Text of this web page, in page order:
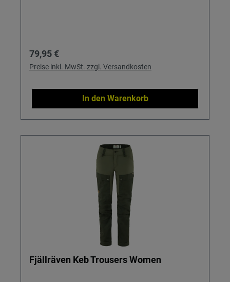
Regulärer Preis:
79,95 €
Preise inkl. MwSt. zzgl. Versandkosten
In den Warenkorb
Fjällräven Keb Trousers Women